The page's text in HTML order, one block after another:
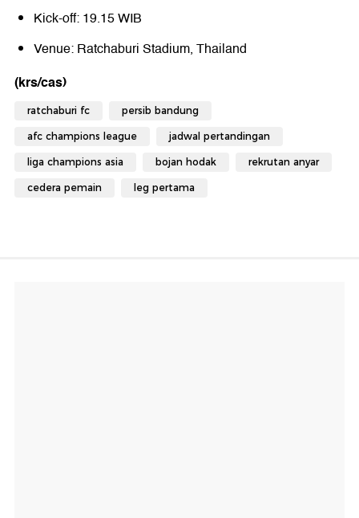
Kick-off: 19.15 WIB
Venue: Ratchaburi Stadium, Thailand
(krs/cas)
ratchaburi fc persib bandung
afc champions league jadwal pertandingan
liga champions asia bojan hodak rekrutan anyar
cedera pemain leg pertama